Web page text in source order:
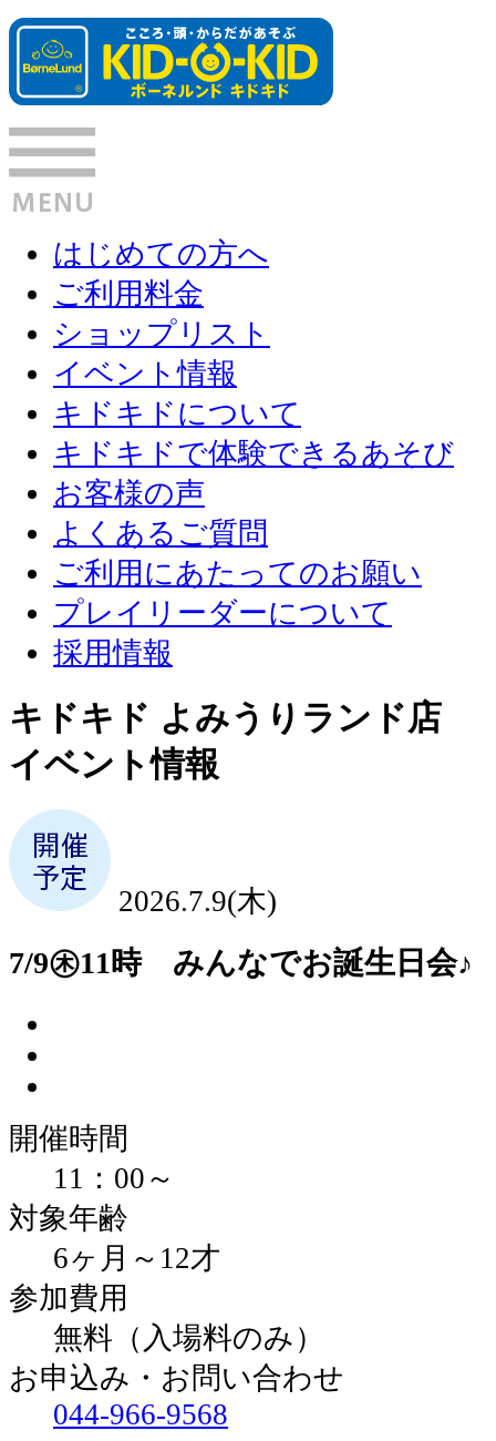
はじめての方へ
ご利用料金
ショップリスト
イベント情報
キドキドについて
キドキドで体験できるあそび
お客様の声
よくあるご質問
ご利用にあたってのお願い
プレイリーダーについて
採用情報
キドキド よみうりランド店
イベント情報
2026.7.9(木)
7/9㊍11時 みんなでお誕生日会♪
開催時間
11：00～
対象年齢
6ヶ月～12才
参加費用
無料（入場料のみ）
お申込み・お問い合わせ
044-966-9568